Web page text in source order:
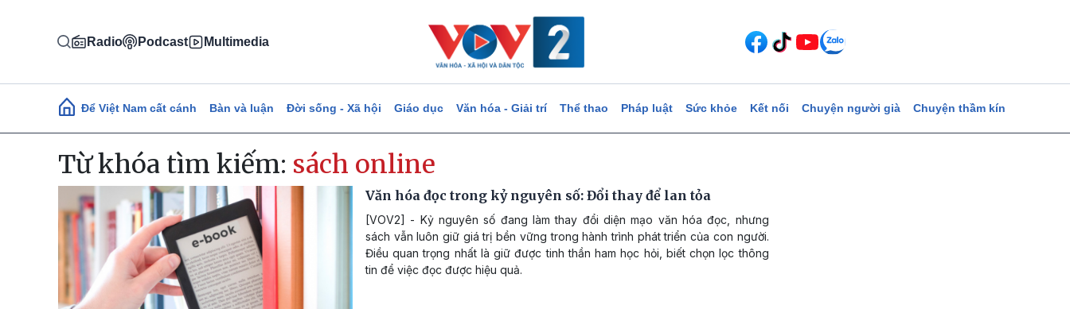
Radio Podcast Multimedia
Main navigation
Để Việt Nam cất cánh Bàn và luận Đời sống - Xã hội Giáo dục Văn hóa - Giải trí Thể thao Pháp luật Sức khỏe Kết nối Chuyện người già Chuyện thầm kín
Từ khóa tìm kiếm: sách online
Văn hóa đọc trong kỷ nguyên số: Đổi thay để lan tỏa
[VOV2] - Kỷ nguyên số đang làm thay đổi diện mạo văn hóa đọc, nhưng
sách vẫn luôn giữ giá trị bền vững trong hành trình phát triển của con người.
Điều quan trọng nhất là giữ được tinh thần ham học hỏi, biết chọn lọc thông
tin để việc đọc được hiệu quả.